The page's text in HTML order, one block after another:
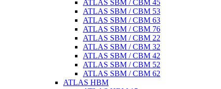
ATLAS SBM / CBM 45
ATLAS SBM / CBM 53
ATLAS SBM / CBM 63
ATLAS SBM / CBM 76
ATLAS SBM / CBM 22
ATLAS SBM / CBM 32
ATLAS SBM / CBM 42
ATLAS SBM / CBM 52
ATLAS SBM / CBM 62
ATLAS HBM